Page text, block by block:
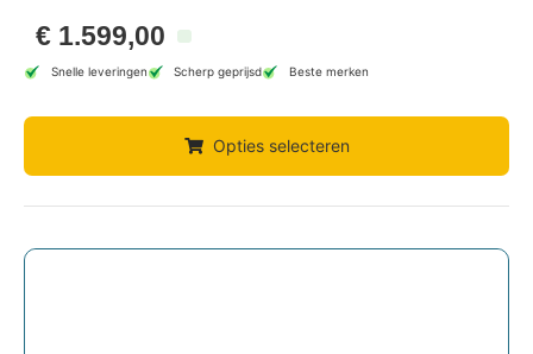
€ 1.599,00
Snelle leveringen Scherp geprijsd Beste merken
Opties selecteren